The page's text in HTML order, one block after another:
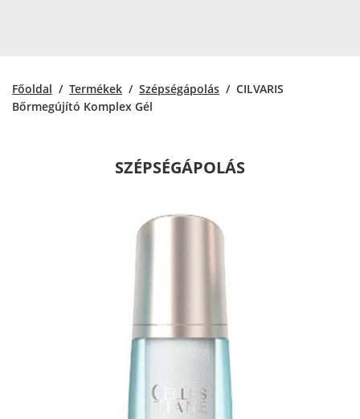
Főoldal / Termékek / Szépségápolás / CILVARIS
Bőrmegújító Komplex Gél
SZÉPSÉGÁPOLÁS